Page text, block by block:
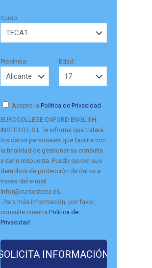
Curso:
Provincia: Edad:
Acepto la Política de Privacidad
EUROCOLLEGE OXFORD ENGLISH
INSTITUTE S.L. le informa que tratará
los datos personales que facilite con
la finalidad de gestionar su consulta
y darle respuesta. Puede ejercer sus
derechos de protección de datos a
través del e-mail
infor@cursosteca.es.
. Para más información, por favor,
consulte nuestraPolítica de
Privacidad